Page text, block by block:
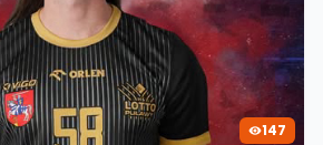
147